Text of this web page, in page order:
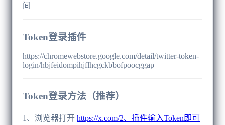
间
Token登录插件
https://chromewebstore.google.com/detail/twitter-token-
login/hbjfeidompihjflhcgckbbofpoocggap
Token登录方法（推荐）
1、浏览器打开 https://x.com/2、插件输入Token即可